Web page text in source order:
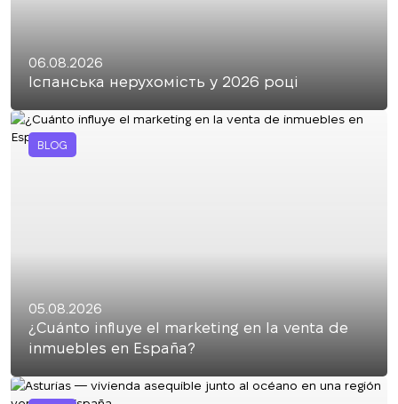
06.08.2026
Іспанська нерухомість у 2026 році
BLOG
05.08.2026
¿Cuánto influye el marketing en la venta de
inmuebles en España?